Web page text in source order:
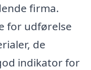
firma.
for udførelse
de
indikator for